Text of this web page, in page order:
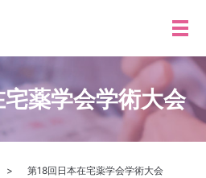
メ
薬学会学術大会
第18回日本在宅薬学会学術大会